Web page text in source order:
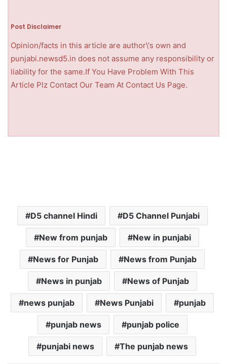
Post Disclaimer
Opinion/facts in this article are author\'s own and
punjabi.newsd5.in does not assume any responsibility or
liability for the same.If You Have Problem With This
Article Plz Contact Our Team At Contact Us Page.
D5 channel Hindi D5 Channel Punjabi
New from punjab New in punjabi
News for Punjab News from Punjab
News in punjab News of Punjab
news punjab News Punjabi punjab
punjab news punjab police
punjabi news The punjab news